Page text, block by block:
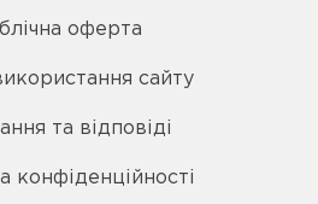
оферта
сайту
та відповіді
конфіденційності